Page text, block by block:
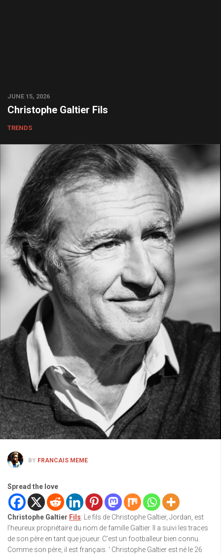
JUNE 15, 2026
Christophe Galtier Fils
TRENDS
BY FRANCAIS MEME
Spread the love
Christophe Galtier Fils: Le fils de Christophe Galtier, Jordan, est
l’heureux propriétaire du nom de famille Galtier. Il a suivi les traces
de son père en tant que joueur. C’est un footballeur bien connu.
Comme son père, il est français. ‘ Christophe Galtier est né le 26